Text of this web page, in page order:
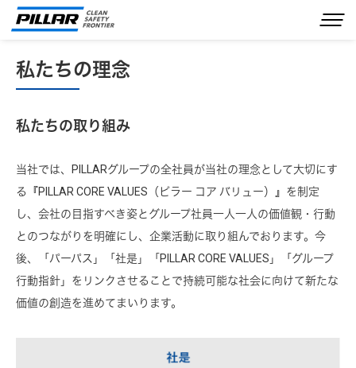
企業情報
IR情報
サステナビリティ
採用情報
お問い合わせ
私たちの理念
私たちの取り組み
当社では、PILLARグループの全社員が当社の理念として大切にす
る『PILLAR CORE VALUES（ピラー コア バリュー）』を制定
し、会社の目指すべき姿とグループ社員一人一人の価値観・行動
とのつながりを明確にし、企業活動に取り組んでおります。今
後、「パーパス」「社是」「PILLAR CORE VALUES」「グループ
行動指針」をリンクさせることで持続可能な社会に向けて新たな
価値の創造を進めてまいります。